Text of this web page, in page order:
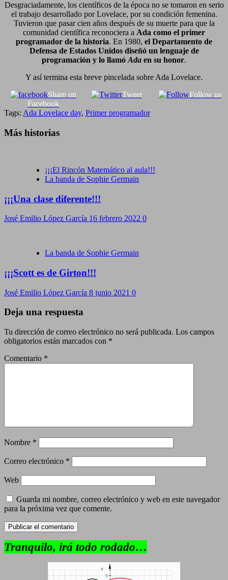
Desgraciadamente, los científicos de la época no se tomaron en serio
el trabajo desarrollado por Lovelace, por su condición femenina.
Tuvieron que pasar cien años después de su muerte para que la
comunidad científica reconociera a Ada como el primer
programador de la historia. En 1980, el Departamento de
Defensa de Estados Unidos diseñó un lenguaje de
programación y lo llamó Ada en su honor.
Y así termina esta breve pincelada sobre Ada Lovelace.
Share on
Facebook
Tweet Follow us
Tags: Ada Lovelace day, Primer programador
Más historias
¡¡¡El Rincón Matemático al aula!!!
La banda de Sophie Germain
¡¡¡Una clase diferente!!!
José Emilio López García 16 febrero 2022 0
La banda de Sophie Germain
¡¡¡Scott es de Girton!!!
José Emilio López García 8 junio 2021 0
Deja una respuesta
Tu dirección de correo electrónico no será publicada. Los campos
obligatorios están marcados con *
Comentario *
Nombre *
Correo electrónico *
Web
Guarda mi nombre, correo electrónico y web en este navegador
para la próxima vez que comente.
Tranquilo, irá todo rodado…